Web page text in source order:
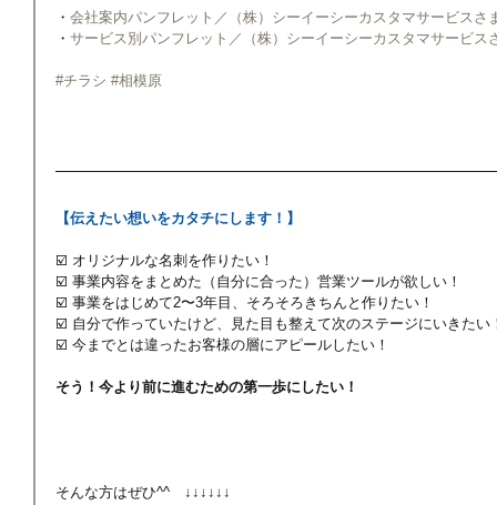
・ 会社案内パンフレット／（株）シーイーシーカスタマサービスさ
・ サービス別パンフレット／（株）シーイーシーカスタマサービス
#チラシ #相模原
【伝えたい想いをカタチにします！】
☑️ オリジナルな名刺を作りたい！
☑️ 事業内容をまとめた（自分に合った）営業ツールが欲しい！
☑️ 事業をはじめて2〜3年目、そろそろきちんと作りたい！
☑️ 自分で作っていたけど、見た目も整えて次のステージにいきたい
☑️ 今までとは違ったお客様の層にアピールしたい！
そう！今より前に進むための第一歩にしたい！
そんな方はぜひ^^　↓↓↓↓↓↓